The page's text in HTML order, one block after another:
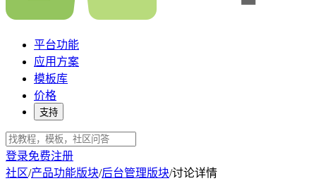
平台功能
应用方案
模板库
价格
支持
登录免费注册
社区/产品功能版块/后台管理版块/讨论详情